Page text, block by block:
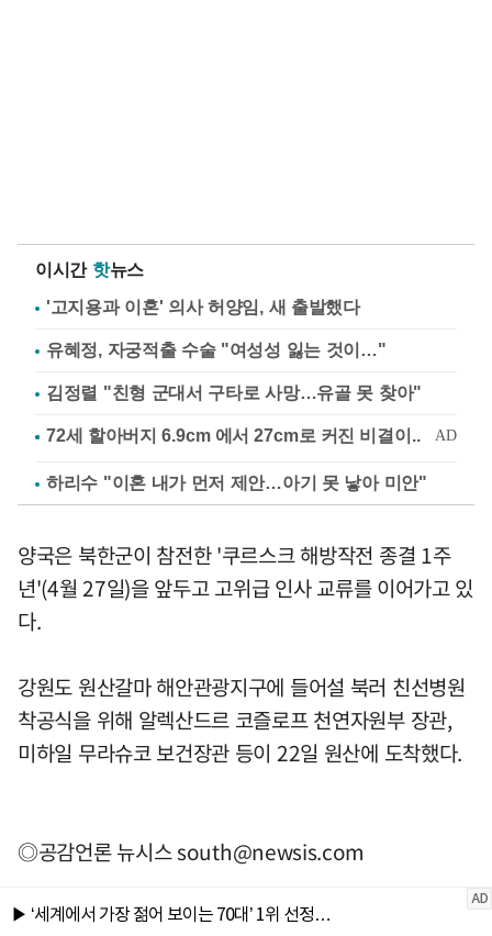
이시간 핫뉴스
'고지용과 이혼' 의사 허양임, 새 출발했다
유혜정, 자궁적출 수술 "여성성 잃는 것이…"
김정렬 "친형 군대서 구타로 사망…유골 못 찾아"
하리수 "이혼 내가 먼저 제안…아기 못 낳아 미안"
양국은 북한군이 참전한 '쿠르스크 해방작전 종결 1주
년'(4월 27일)을 앞두고 고위급 인사 교류를 이어가고 있
다.
강원도 원산갈마 해안관광지구에 들어설 북러 친선병원
착공식을 위해 알렉산드르 코즐로프 천연자원부 장관,
미하일 무라슈코 보건장관 등이 22일 원산에 도착했다.
◎공감언론 뉴시스south@newsis.com